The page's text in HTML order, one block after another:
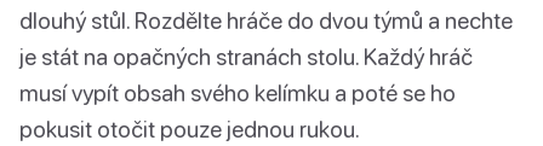
dlouhý stůl. Rozdělte hráče do dvou týmů a nechte
je stát na opačných stranách stolu. Každý hráč
musí vypít obsah svého kelímku a poté se ho
pokusit otočit pouze jednou rukou.